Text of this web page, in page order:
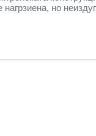
нагрзиена, но